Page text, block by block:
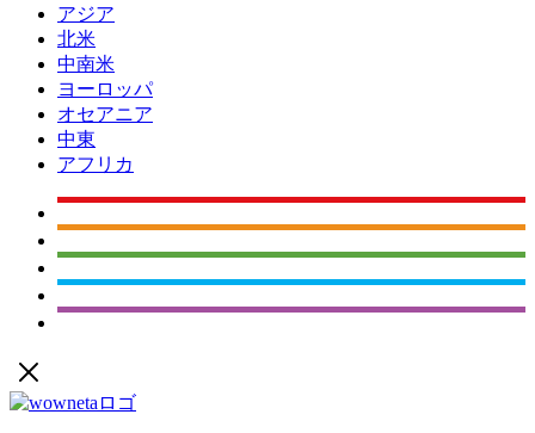
アジア
北米
中南米
ヨーロッパ
オセアニア
中東
アフリカ